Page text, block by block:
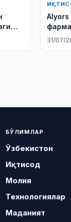
Alyors
31/07/
БЎЛИМЛАР
Ўзбекистон
Иқтисод
Молия
Технологиялар
Маданият